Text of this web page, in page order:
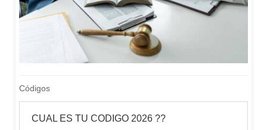
Códigos
CUAL ES TU CODIGO 2026 ??